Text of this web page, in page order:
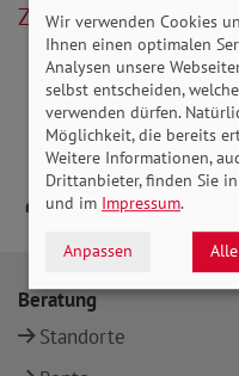
Zurück
Beratung
Standorte
Wir verwenden Cookies
Ihnen einen optimalen
Analysen unsere
selbst entscheiden,
verwenden dürfen.
Möglichkeit, die bereits
Weitere Informationen,
Drittanbieter, finden Sie
und im Impressum.
Anpassen